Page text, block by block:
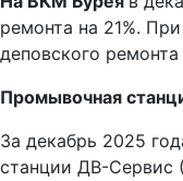
ремонта на 21%.
деповского
Промывочная
За декабрь 2025
станции ДВ-Сервис